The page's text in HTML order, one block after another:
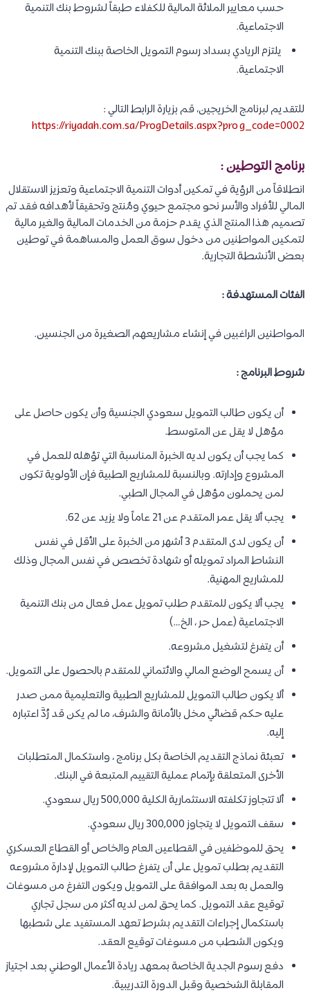
حسب معايير الملائة المالية للكفلاء طبقاً لشروط بنك التنمية
الاجتماعية.
يلتزم الريادي بسداد رسوم التمويل الخاصة ببنك التنمية
الاجتماعية.
للتقديم لبرنامج الخريجين، قم بزيارة الرابط التالي :
https://riyadah.com.sa/ProgDetails.aspx?prog_code=0002
برنامج التوطين :
انطلاقاً من الرؤية في تمكين أدوات التنمية الاجتماعية وتعزيز الاستقلال
المالي للأفراد والأسر نحو مجتمع حيوي ومُنتج وتحقيقاً لأهدافه فقد تم
تصميم هذا المنتج الذي يقدم حزمة من الخدمات المالية والغير مالية
لتمكين المواطنين من دخول سوق العمل والمساهمة في توطين
بعض الأنشطة التجارية.
الفئات المستهدفة :
المواطنين الراغبين في إنشاء مشاريعهم الصغيرة من الجنسين.
شروط البرنامج :
أن يكون طالب التمويل سعودي الجنسية وأن يكون حاصل على
مؤهل لا يقل عن المتوسط.
كما يجب أن يكون لديه الخبرة المناسبة التي تؤهله للعمل في
المشروع وإدارته. وبالنسبة للمشاريع الطبية فإن الأولوية تكون
لمن يحملون مؤهل في المجال الطبي.
يجب ألا يقل عمر المتقدم عن 21 عاماً ولا يزيد عن 62.
أن يكون لدى المتقدم 3 أشهر من الخبرة على الأقل في نفس
النشاط المراد تمويله أو شهادة تخصص في نفس المجال وذلك
للمشاريع المهنية.
يجب ألا يكون للمتقدم طلب تمويل عمل فعال من بنك التنمية
الاجتماعية (عمل حر ، الخ…)
أن يتفرغ لتشغيل مشروعه.
أن يسمح الوضع المالي والائتماني للمتقدم بالحصول على التمويل.
ألا يكون طالب التمويل للمشاريع الطبية والتعليمية ممن صدر
عليه حكم قضائي مخل بالأمانة والشرف، ما لم يكن قد رُدَّ اعتباره
إليه.
تعبئة نماذج التقديم الخاصة بكل برنامج ، واستكمال المتطلبات
الأخرى المتعلقة بإتمام عملية التقييم المتبعة في البنك.
ألا تتجاوز تكلفته الاستثمارية الكلية 500,000 ريال سعودي.
سقف التمويل لا يتجاوز 300,000 ريال سعودي.
يحق للموظفين في القطاعين العام والخاص أو القطاع العسكري
التقديم بطلب تمويل على أن يتفرغ طالب التمويل لإدارة مشروعه
والعمل به بعد الموافقة على التمويل ويكون التفرغ من مسوغات
توقيع عقد التمويل. كما يحق لمن لديه أكثر من سجل تجاري
باستكمال إجراءات التقديم بشرط تعهد المستفيد على شطبها
ويكون الشطب من مسوغات توقيع العقد.
دفع رسوم الجدية الخاصة بمعهد ريادة الأعمال الوطني بعد اجتياز
المقابلة الشخصية وقبل الدورة التدريبية.